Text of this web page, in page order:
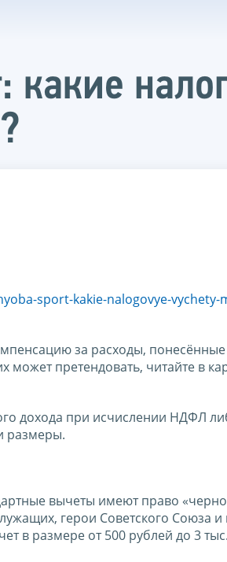
какие
sport-kakie-nalogovye-
за расходы,
может претендовать, читайте в
дохода при исчислении НДФЛ
размеры.
вычеты имеют право
герои Советского Союза и
в размере от 500 рублей до 3